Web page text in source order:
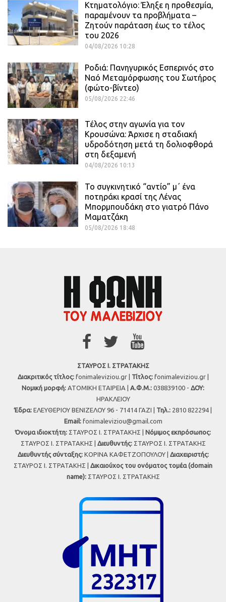
Κτηματολόγιο: Έληξε η προθεσμία,
παραμένουν τα προβλήματα –
Ζητούν παράταση έως το τέλος
του 2026
04/08/2026 10:28
Ροδιά: Πανηγυρικός Εσπερινός στο
Ναό Μεταμόρφωσης του Σωτήρος
(φώτο-βίντεο)
05/08/2026 22:46
Τέλος στην αγωνία για τον
Κρουσώνα: Άρχισε η σταδιακή
υδροδότηση μετά τη δολιοφθορά
στη δεξαμενή
04/08/2026 10:13
Το συγκινητικό “αντίο” μ΄ ένα
ποτηράκι κρασί της Λένας
Μπορμπουδάκη στο γιατρό Πάνο
Μαματζάκη
05/08/2026 18:48
ΣΤΑΥΡΟΣ Ι. ΣΤΡΑΤΑΚΗΣ
Διακριτικός τίτλος:fonimaleviziou.gr | Τίτλος:fonimaleviziou.gr |
Νομική μορφή: ΑΤΟΜΙΚΗ ΕΤΑΙΡΕΙΑ | Α.Φ.Μ.: 038839100 - ΔΟΥ:
ΗΡΑΚΛΕΙΟΥ
Έδρα: ΕΛΕΥΘΕΡΙΟΥ ΒΕΝΙΖΕΛΟΥ 96 - 71414 ΓΑΖΙ | Τηλ.: 2810 822294 |
Εmail: fonimaleviziou@gmail.com
Όνομα ιδιοκτήτη: ΣΤΑΥΡΟΣ Ι. ΣΤΡΑΤΑΚΗΣ | Νόμιμος εκπρόσωπος:
ΣΤΑΥΡΟΣ Ι. ΣΤΡΑΤΑΚΗΣ | Διευθυντής:ΣΤΑΥΡΟΣ Ι. ΣΤΡΑΤΑΚΗΣ
Διευθυντής σύνταξης:ΚΟΡΙΝΑ ΚΑΦΕΤΖΟΠΟΥΛΟΥ | Διαχειριστής:
ΣΤΑΥΡΟΣ Ι. ΣΤΡΑΤΑΚΗΣ | Δικαιούχος του ονόματος τομέα (domain
name):ΣΤΑΥΡΟΣ Ι. ΣΤΡΑΤΑΚΗΣ